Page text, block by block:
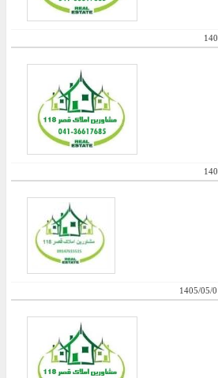
1405/05/